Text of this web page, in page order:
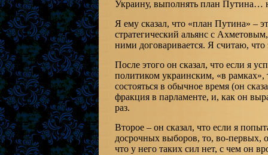
Украину, выполнять план Путина…
Я ему сказал, что «план Путина» –
стратегический альянс с
ними договаривается. Я считаю,
После этого он сказал, что если я
политиком украинским, «в
состояться в обычное время (он
фракция в парламенте, и, как он
раз.
Второе – он сказал, что если я
досрочных выборов, то, во-первых,
что у него таких сил нет, с чем он